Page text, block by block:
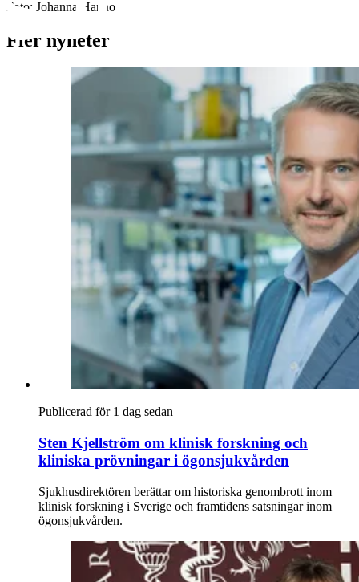
Foto: Johanna Hanno
Fler nyheter
Publicerad för 1 dag sedan
Sten Kjellström om klinisk forskning och
kliniska prövningar i ögonsjukvården
Sjukhusdirektören berättar om historiska genombrott inom
klinisk forskning i Sverige och framtidens satsningar inom
ögonsjukvården.